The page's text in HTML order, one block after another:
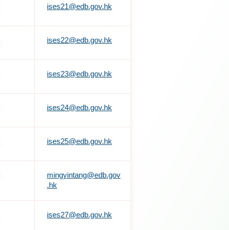
ises21@edb.gov.hk
ises22@edb.gov.hk
ises23@edb.gov.hk
ises24@edb.gov.hk
ises25@edb.gov.hk
mingyintang@edb.gov
.hk
ises27@edb.gov.hk